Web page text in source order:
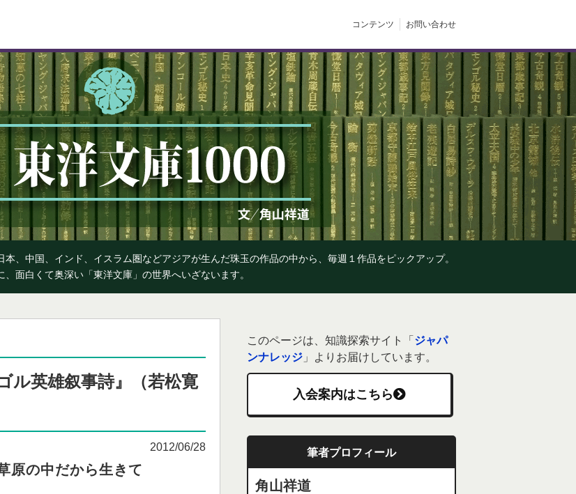
コンテンツ お問い合わせ
、中国、インド、イスラム圏などアジアが生んだ珠玉の作品の中から、毎週１作品をピックアップ。
面白くて奥深い「東洋文庫」の世界へいざないます。
ル英雄叙事詩』（若松寛
2012/06/28
原の中だから生きて
このページは、知識探索サイト「 ジャパ
ンナレッジ 」よりお届けしています。
入会案内はこちら
筆者プロフィール
角山祥道